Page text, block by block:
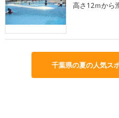
高さ12ｍから
千葉県の夏の人気ス